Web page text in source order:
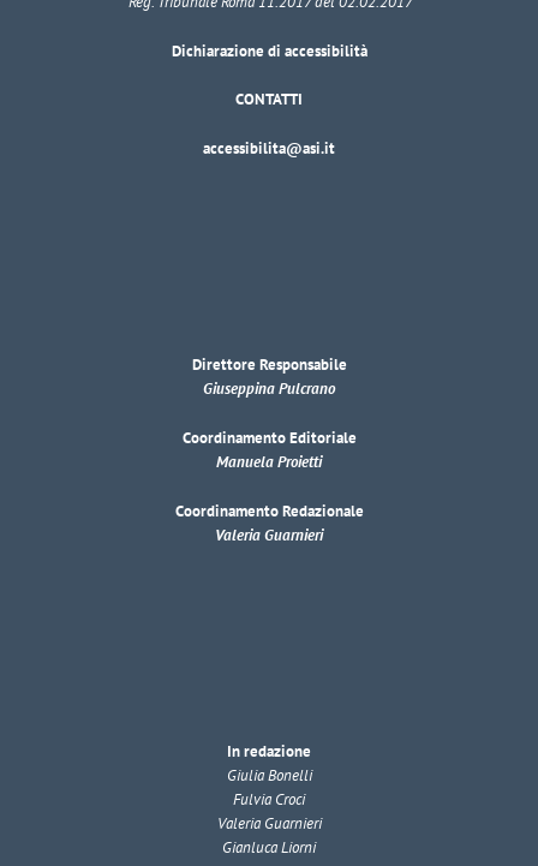
Dichiarazione di accessibilità
CONTATTI
accessibilita@asi.it
Direttore Responsabile
Giuseppina Pulcrano
Coordinamento Editoriale
Manuela Proietti
Coordinamento Redazionale
Valeria Guarnieri
In redazione
Giulia Bonelli
Fulvia Croci
Valeria Guarnieri
Gianluca Liorni